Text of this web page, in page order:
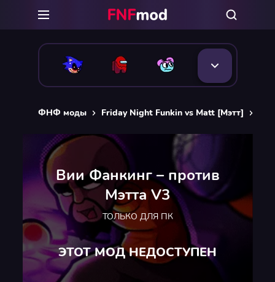
ФНФ моды Friday Night Funkin vs Matt [Мэтт]
Вии Фанкинг – против
Мэтта V3
ТОЛЬКО ДЛЯ ПК
ЭТОТ МОД НЕДОСТУПЕН